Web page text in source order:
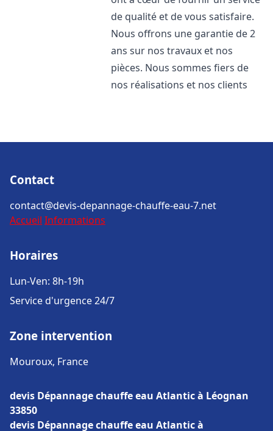
de qualité et de vous satisfaire.
Nous offrons une garantie de 2
ans sur nos travaux et nos
pièces. Nous sommes fiers de
nos réalisations et nos clients
Contact
contact@devis-depannage-chauffe-eau-7.net
Accueil Informations
Horaires
Lun-Ven: 8h-19h
Service d'urgence 24/7
Zone intervention
Mouroux, France
devis Dépannage chauffe eau Atlantic à Léognan
33850
devis Dépannage chauffe eau Atlantic à